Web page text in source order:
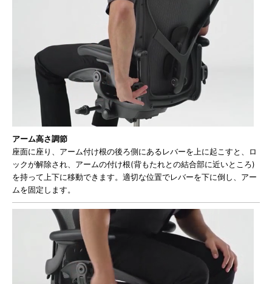
アーム高さ調節
座面に座り、アーム付け根の後ろ側にあるレバーを上に起こすと、ロ
ックが解除され、アームの付け根(背もたれとの結合部に近いところ)
を持って上下に移動できます。適切な位置でレバーを下に倒し、アー
ムを固定します。